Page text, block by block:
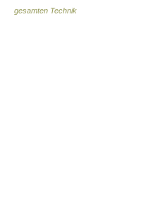
gesamten Technik